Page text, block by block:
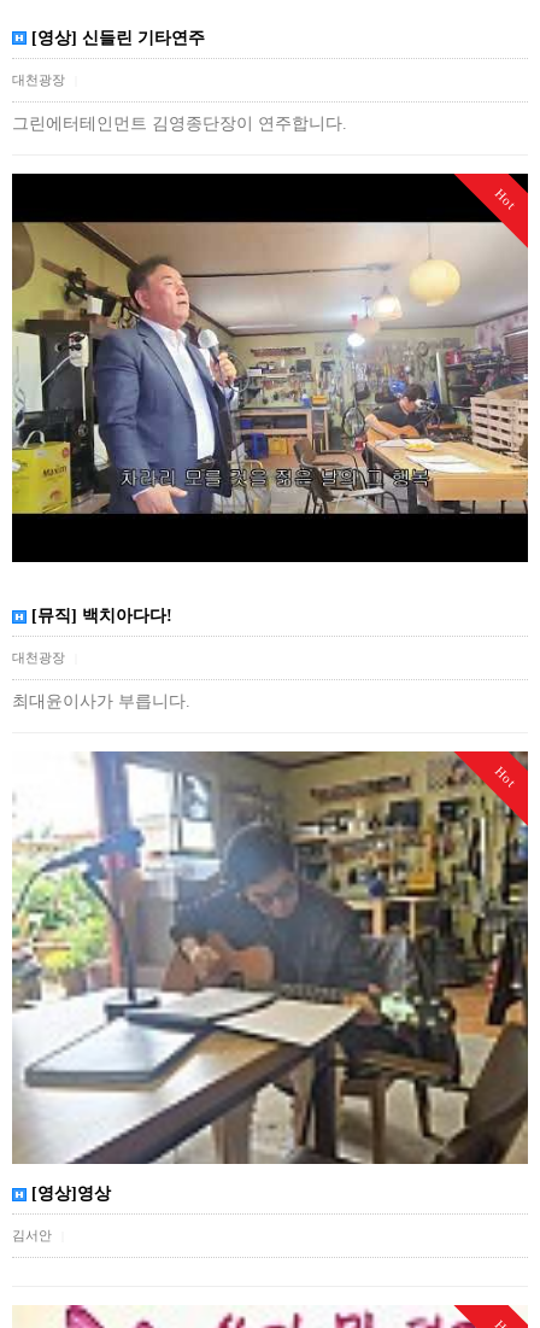
[영상] 신들린 기타연주
대천광장
그린에터테인먼트 김영종단장이 연주합니다.
Hot
[뮤직] 백치아다다!
대천광장
최대윤이사가 부릅니다.
Hot
[영상]영상
김서안